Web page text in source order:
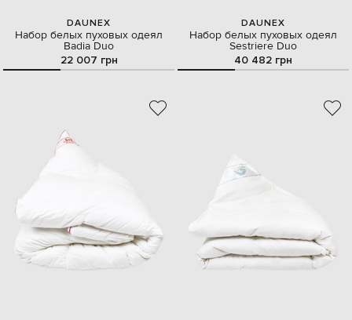
DAUNEX
Набор белых пуховых одеял
Badia Duo
22 007 грн
DAUNEX
Набор белых пуховых одеял
Sestriere Duo
40 482 грн